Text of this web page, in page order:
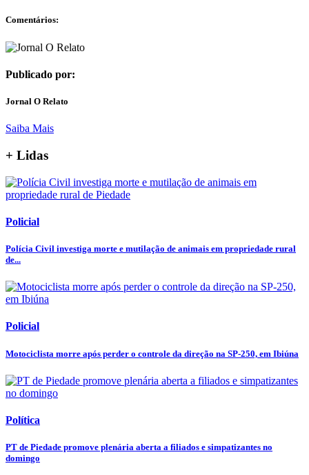
Comentários:
Publicado por:
Jornal O Relato
Saiba Mais
+ Lidas
Policial
Polícia Civil investiga morte e mutilação de animais em propriedade rural
de...
Policial
Motociclista morre após perder o controle da direção na SP-250, em Ibiúna
Política
PT de Piedade promove plenária aberta a filiados e simpatizantes no
domingo